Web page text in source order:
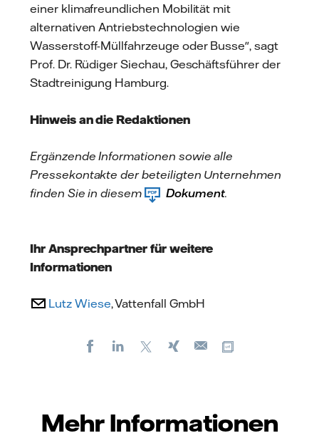
einer klimafreundlichen Mobilität mit
alternativen Antriebstechnologien wie
Wasserstoff-Müllfahrzeuge oder Busse", sagt
Prof. Dr. Rüdiger Siechau, Geschäftsführer der
Stadtreinigung Hamburg.
Hinweis an die Redaktionen
Ergänzende Informationen sowie alle
Pressekontakte der beteiligten Unternehmen
finden Sie in diesem
Dokument.
Ihr Ansprechpartner für weitere
Informationen
Lutz Wiese, Vattenfall GmbH
FacebookLinkedIn Xing
E-
Mehr Informationen